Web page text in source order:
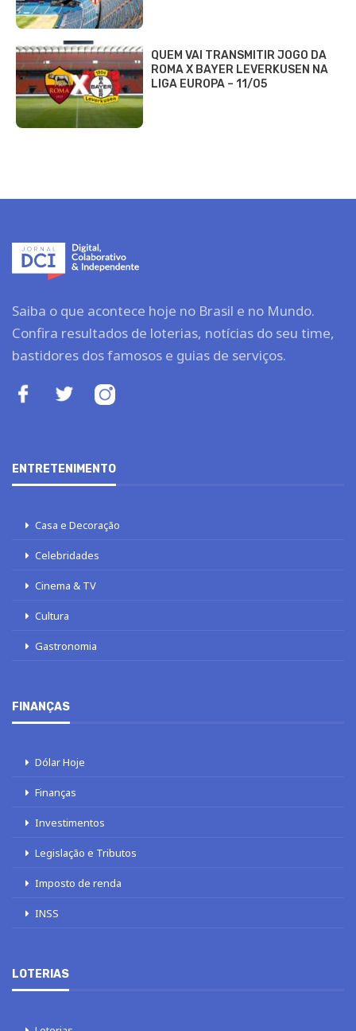
QUEM VAI TRANSMITIR JOGO DA
ROMA X BAYER LEVERKUSEN NA
LIGA EUROPA – 11/05
Saiba o que acontece hoje no Brasil e no Mundo.
Confira resultados de loterias, notícias do seu time,
bastidores dos famosos e guias de serviços.
ENTRETENIMENTO
Casa e Decoração
Celebridades
Cinema & TV
Cultura
Gastronomia
FINANÇAS
Dólar Hoje
Finanças
Investimentos
Legislação e Tributos
Imposto de renda
INSS
LOTERIAS